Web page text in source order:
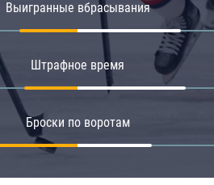
Выигранные вбрасывания
Штрафное время
Броски по воротам